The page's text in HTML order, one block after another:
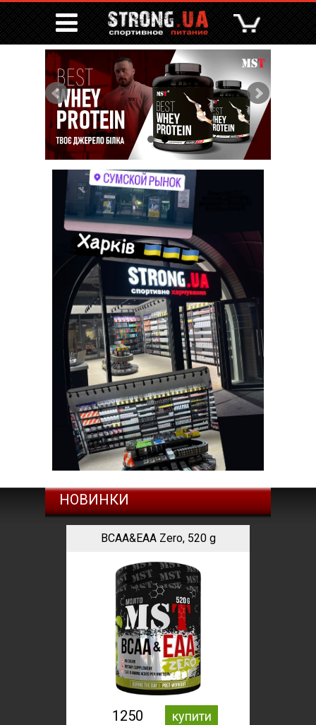
НОВИНКИ
BCAA&EAA Zero, 520 g
1250
купити